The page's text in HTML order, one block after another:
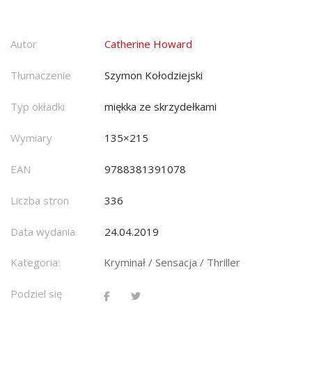
Autor Catherine Howard
Tłumaczenie Szymon Kołodziejski
Typ okładki miękka ze skrzydełkami
Wymiary 135×215
EAN 9788381391078
Liczba stron 336
Data wydania 24.04.2019
Kategoria: Kryminał / Sensacja / Thriller
Podziel się